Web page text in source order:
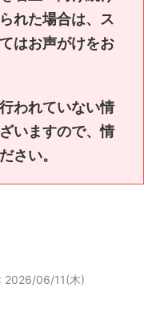
れた場合は、ス
はお声がけをお
われていない情
いますので、情
さい。
: 2026/06/11(木)